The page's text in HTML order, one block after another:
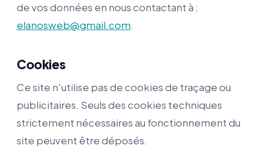
de vos données en nous contactant à :
elanosweb@gmail.com.
Cookies
Ce site n'utilise pas de cookies de traçage ou
publicitaires. Seuls des cookies techniques
strictement nécessaires au fonctionnement du
site peuvent être déposés.